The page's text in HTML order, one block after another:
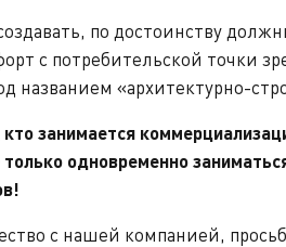
по достоинству
с потребительской точки
«архитектурно-
занимается
одновременно
с нашей компанией,